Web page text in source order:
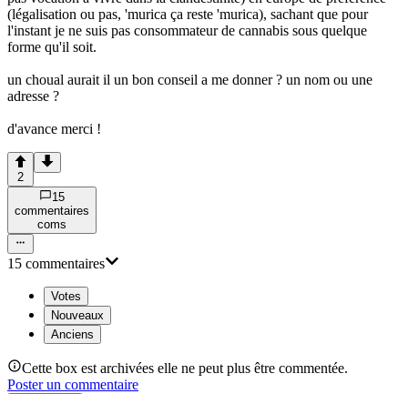
(légalisation ou pas, 'murica ça reste 'murica), sachant que pour
l'instant je ne suis pas consommateur de cannabis sous quelque
forme qu'il soit.
un choual aurait il un bon conseil a me donner ? un nom ou une
adresse ?
d'avance merci !
2
15
commentaires
coms
15 commentaires
Votes
Nouveaux
Anciens
Cette box est archivées elle ne peut plus être commentée.
Poster un commentaire